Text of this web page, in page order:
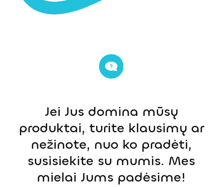
Jei Jus domina mūsų
produktai, turite klausimų ar
nežinote, nuo ko pradėti,
susisiekite su mumis. Mes
mielai Jums padėsime!